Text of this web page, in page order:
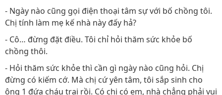
- Ngày nào cũng gọi điện thoại tâm sự với bố chồng tôi.
Chị tính làm mẹ kế nhà này đấy hả?
- Cô… đừng đặt điều. Tôi chỉ hỏi thăm sức khỏe bố
chồng thôi.
- Hỏi thăm sức khỏe thì cần gì ngày nào cũng hỏi. Chị
đừng có kiếm cớ. Mà chị cứ yên tâm, tôi sắp sinh cho
ông 1 đứa cháu trai rồi. Có chị có em, nhà chẳng phải vui